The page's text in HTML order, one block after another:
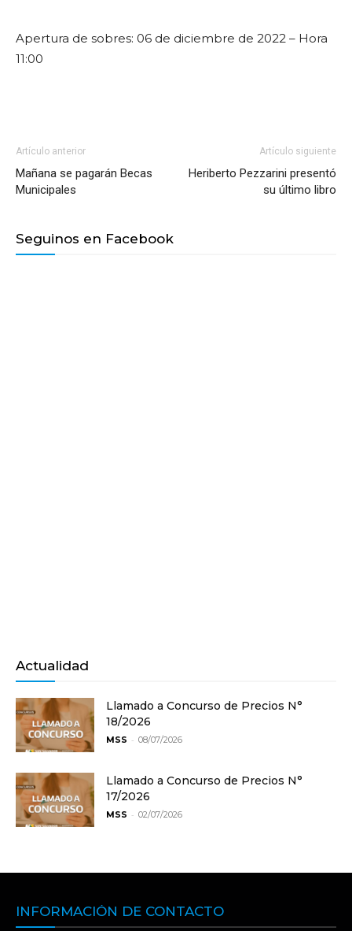
Apertura de sobres: 06 de diciembre de 2022 – Hora
11:00
Artículo anterior
Mañana se pagarán Becas
Municipales
Artículo siguiente
Heriberto Pezzarini presentó
su último libro
Seguinos en Facebook
Actualidad
Llamado a Concurso de Precios N°
18/2026
MSS - 08/07/2026
Llamado a Concurso de Precios N°
17/2026
MSS - 02/07/2026
INFORMACIÓN DE CONTACTO